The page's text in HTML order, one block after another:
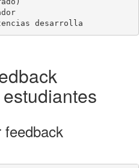
desarrolla
feedback